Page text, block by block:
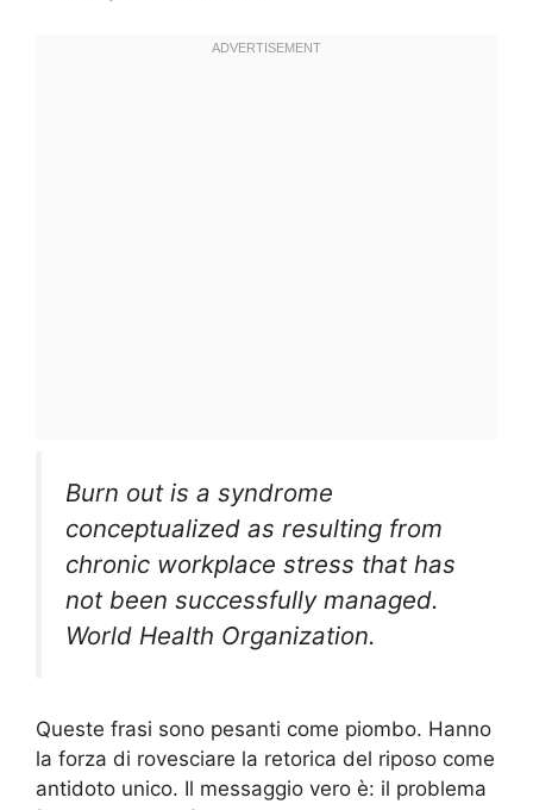
Burn out is a syndrome
conceptualized as resulting from
chronic workplace stress that has
not been successfully managed.
World Health Organization.
Queste frasi sono pesanti come piombo. Hanno
la forza di rovesciare la retorica del riposo come
antidoto unico. Il messaggio vero è: il problema